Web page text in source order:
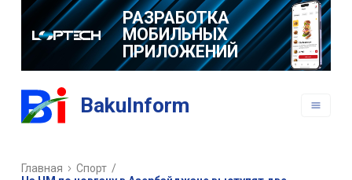
РАЗРАБОТКА
МОБИЛЬНЫХ
ПРИЛОЖЕНИЙ
BakuInform
Главная Спорт /